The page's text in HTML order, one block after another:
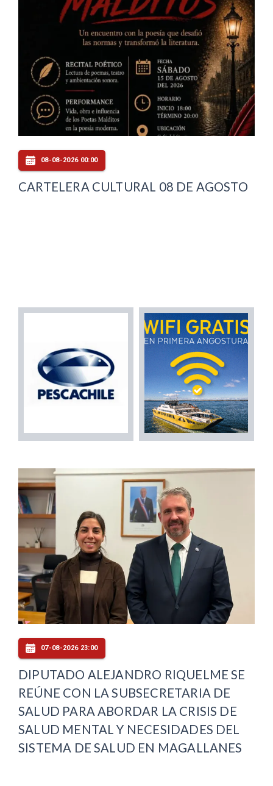
08-08-2026 00:00
CARTELERA CULTURAL 08 DE AGOSTO
07-08-2026 23:00
DIPUTADO ALEJANDRO RIQUELME SE
REÚNE CON LA SUBSECRETARIA DE
SALUD PARA ABORDAR LA CRISIS DE
SALUD MENTAL Y NECESIDADES DEL
SISTEMA DE SALUD EN MAGALLANES